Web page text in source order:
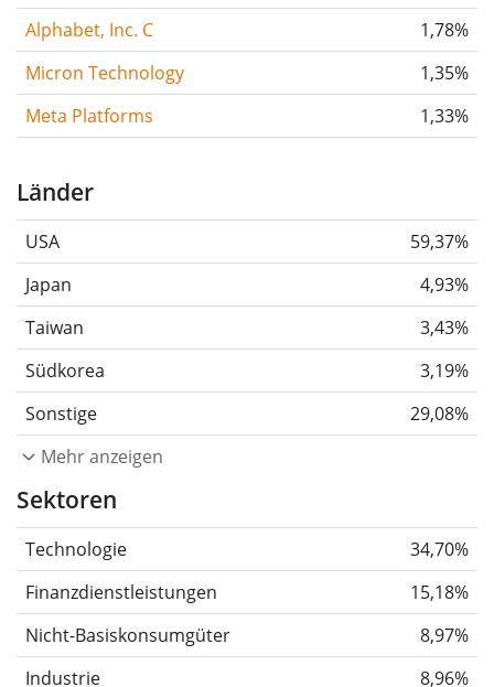
Alphabet, Inc. C
1,78%
Micron Technology
1,35%
Meta Platforms
1,33%
Länder
USA
59,37%
Japan
4,93%
Taiwan
3,43%
Südkorea
3,19%
Sonstige
29,08%
Mehr anzeigen
Sektoren
Technologie
34,70%
Finanzdienstleistungen
15,18%
Nicht-Basiskonsumgüter
8,97%
Industrie
8,96%